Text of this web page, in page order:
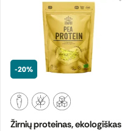
-20%
Žirnių proteinas, ekologiškas